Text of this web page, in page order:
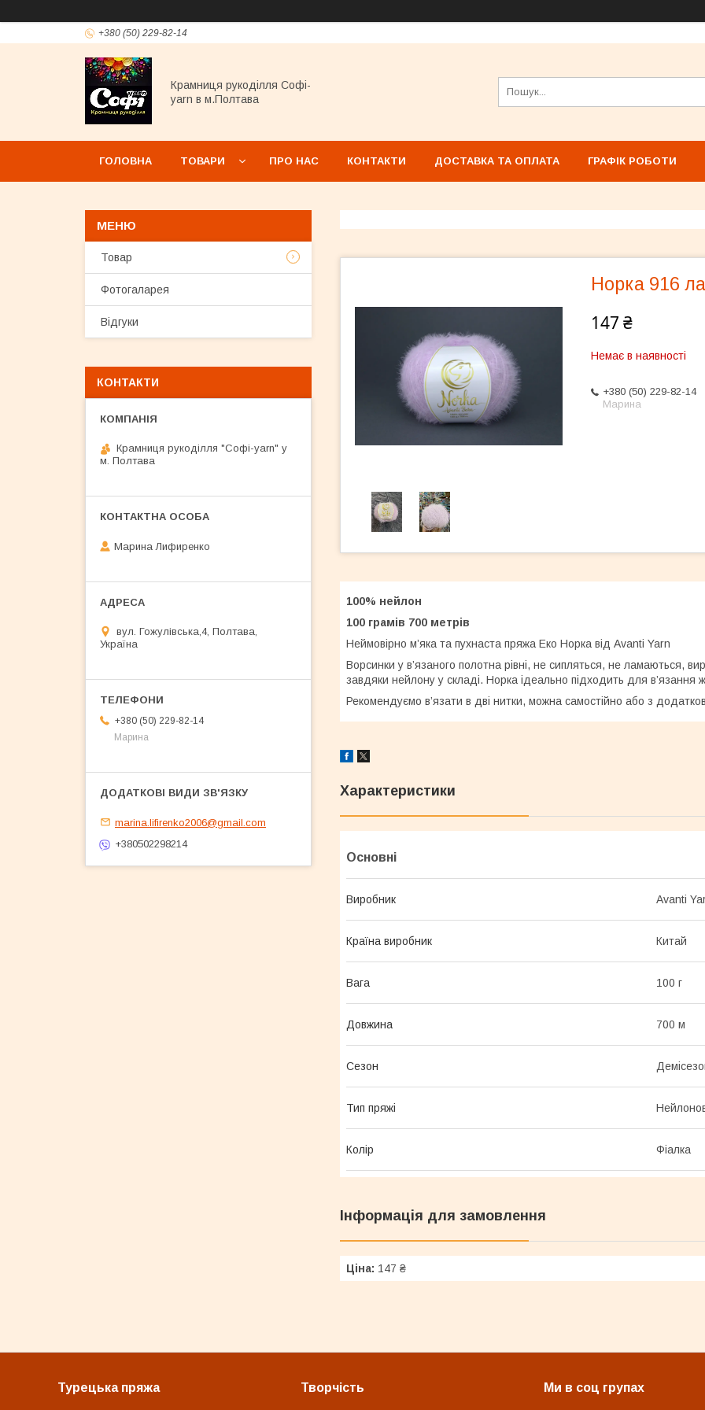
+380 (50) 229-82-14
Крамниця рукоділля Софі-
yarn в м.Полтава
ГОЛОВНА ТОВАРИ ПРО НАС КОНТАКТИ ДОСТАВКА ТА ОПЛАТА ГРАФІК РОБОТИ
Норка 916
147 ₴
Немає в наявності
+380 (50) 229-82-14
Марина
100% нейлон
100 грамів 700 метрів
Неймовірно м’яка та пухнаста пряжа Еко Норка від Avanti Yarn
Ворсинки у в’язаного полотна рівні, не сипляться, не ламаються,
завдяки нейлону у складі. Норка ідеально підходить для в’язання
Рекомендуємо в’язати в дві нитки, можна самостійно або з
Характеристики
Основні
Виробник Avanti
Країна виробник Китай
Вага 100 г
Довжина 700 м
Сезон
Тип пряжі
Колір Фіалка
Інформація для замовлення
Ціна: 147 ₴
Товар
Фотогаларея
Відгуки
КОНТАКТИ
Крамниця рукоділля "Софі-yarn" у
м. Полтава
Марина Лифиренко
вул. Гожулівська,4, Полтава,
Україна
+380 (50) 229-82-14
Марина
marina.lifirenko2006@gmail.com
+380502298214
Турецька пряжа Творчість Ми в соц групах